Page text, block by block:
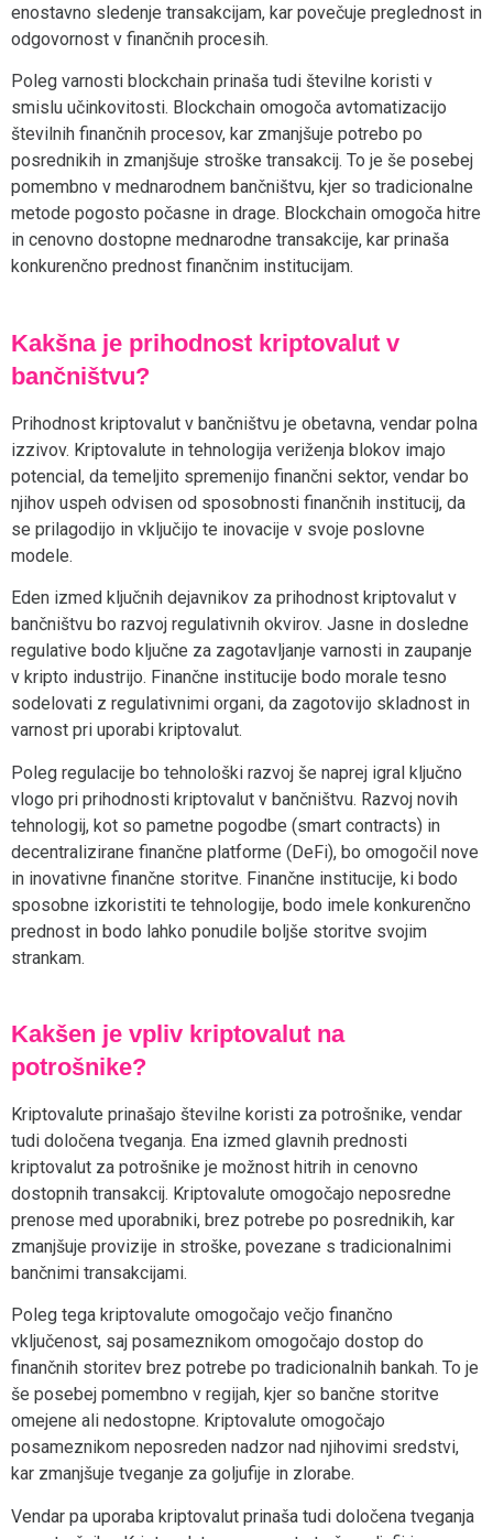
enostavno sledenje transakcijam, kar povečuje preglednost in
odgovornost v finančnih procesih.
Poleg varnosti blockchain prinaša tudi številne koristi v
smislu učinkovitosti. Blockchain omogoča avtomatizacijo
številnih finančnih procesov, kar zmanjšuje potrebo po
posrednikih in zmanjšuje stroške transakcij. To je še posebej
pomembno v mednarodnem bančništvu, kjer so tradicionalne
metode pogosto počasne in drage. Blockchain omogoča hitre
in cenovno dostopne mednarodne transakcije, kar prinaša
konkurenčno prednost finančnim institucijam.
Kakšna je prihodnost kriptovalut v
bančništvu?
Prihodnost kriptovalut v bančništvu je obetavna, vendar polna
izzivov. Kriptovalute in tehnologija veriženja blokov imajo
potencial, da temeljito spremenijo finančni sektor, vendar bo
njihov uspeh odvisen od sposobnosti finančnih institucij, da
se prilagodijo in vključijo te inovacije v svoje poslovne
modele.
Eden izmed ključnih dejavnikov za prihodnost kriptovalut v
bančništvu bo razvoj regulativnih okvirov. Jasne in dosledne
regulative bodo ključne za zagotavljanje varnosti in zaupanje
v kripto industrijo. Finančne institucije bodo morale tesno
sodelovati z regulativnimi organi, da zagotovijo skladnost in
varnost pri uporabi kriptovalut.
Poleg regulacije bo tehnološki razvoj še naprej igral ključno
vlogo pri prihodnosti kriptovalut v bančništvu. Razvoj novih
tehnologij, kot so pametne pogodbe (smart contracts) in
decentralizirane finančne platforme (DeFi), bo omogočil nove
in inovativne finančne storitve. Finančne institucije, ki bodo
sposobne izkoristiti te tehnologije, bodo imele konkurenčno
prednost in bodo lahko ponudile boljše storitve svojim
strankam.
Kakšen je vpliv kriptovalut na
potrošnike?
Kriptovalute prinašajo številne koristi za potrošnike, vendar
tudi določena tveganja. Ena izmed glavnih prednosti
kriptovalut za potrošnike je možnost hitrih in cenovno
dostopnih transakcij. Kriptovalute omogočajo neposredne
prenose med uporabniki, brez potrebe po posrednikih, kar
zmanjšuje provizije in stroške, povezane s tradicionalnimi
bančnimi transakcijami.
Poleg tega kriptovalute omogočajo večjo finančno
vključenost, saj posameznikom omogočajo dostop do
finančnih storitev brez potrebe po tradicionalnih bankah. To je
še posebej pomembno v regijah, kjer so bančne storitve
omejene ali nedostopne. Kriptovalute omogočajo
posameznikom neposreden nadzor nad njihovimi sredstvi,
kar zmanjšuje tveganje za goljufije in zlorabe.
Vendar pa uporaba kriptovalut prinaša tudi določena tveganja